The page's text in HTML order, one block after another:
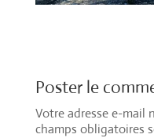
Poster le
Votre adresse e-mail
champs obligatoires